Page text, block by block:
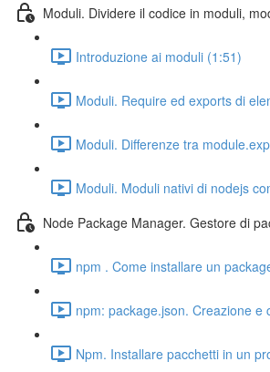
Moduli. Dividere il codice in moduli,
Introduzione ai moduli (1:51)
Moduli. Require ed exports di
Moduli. Differenze tra
Moduli. Moduli nativi di nodejs
Node Package Manager. Gestore di
npm . Come installare un
npm: package.json. Creazione e
Npm. Installare pacchetti in un